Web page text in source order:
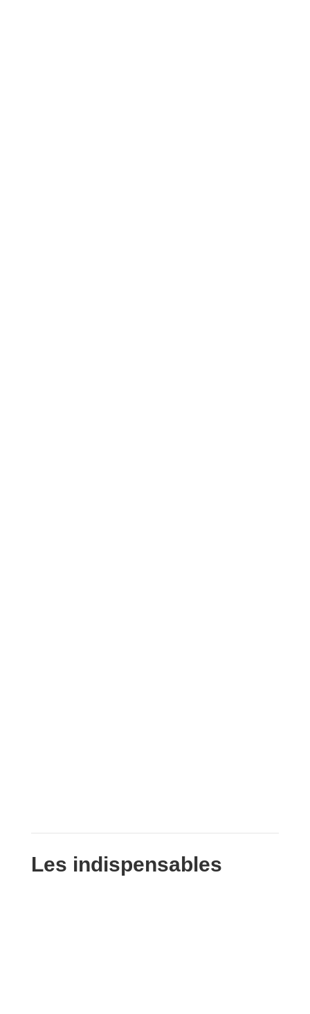
Les indispensables